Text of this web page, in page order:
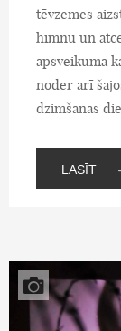
tēvzemes
himnu un
apsveikuma
noder arī
dzimšanas
LASĪT